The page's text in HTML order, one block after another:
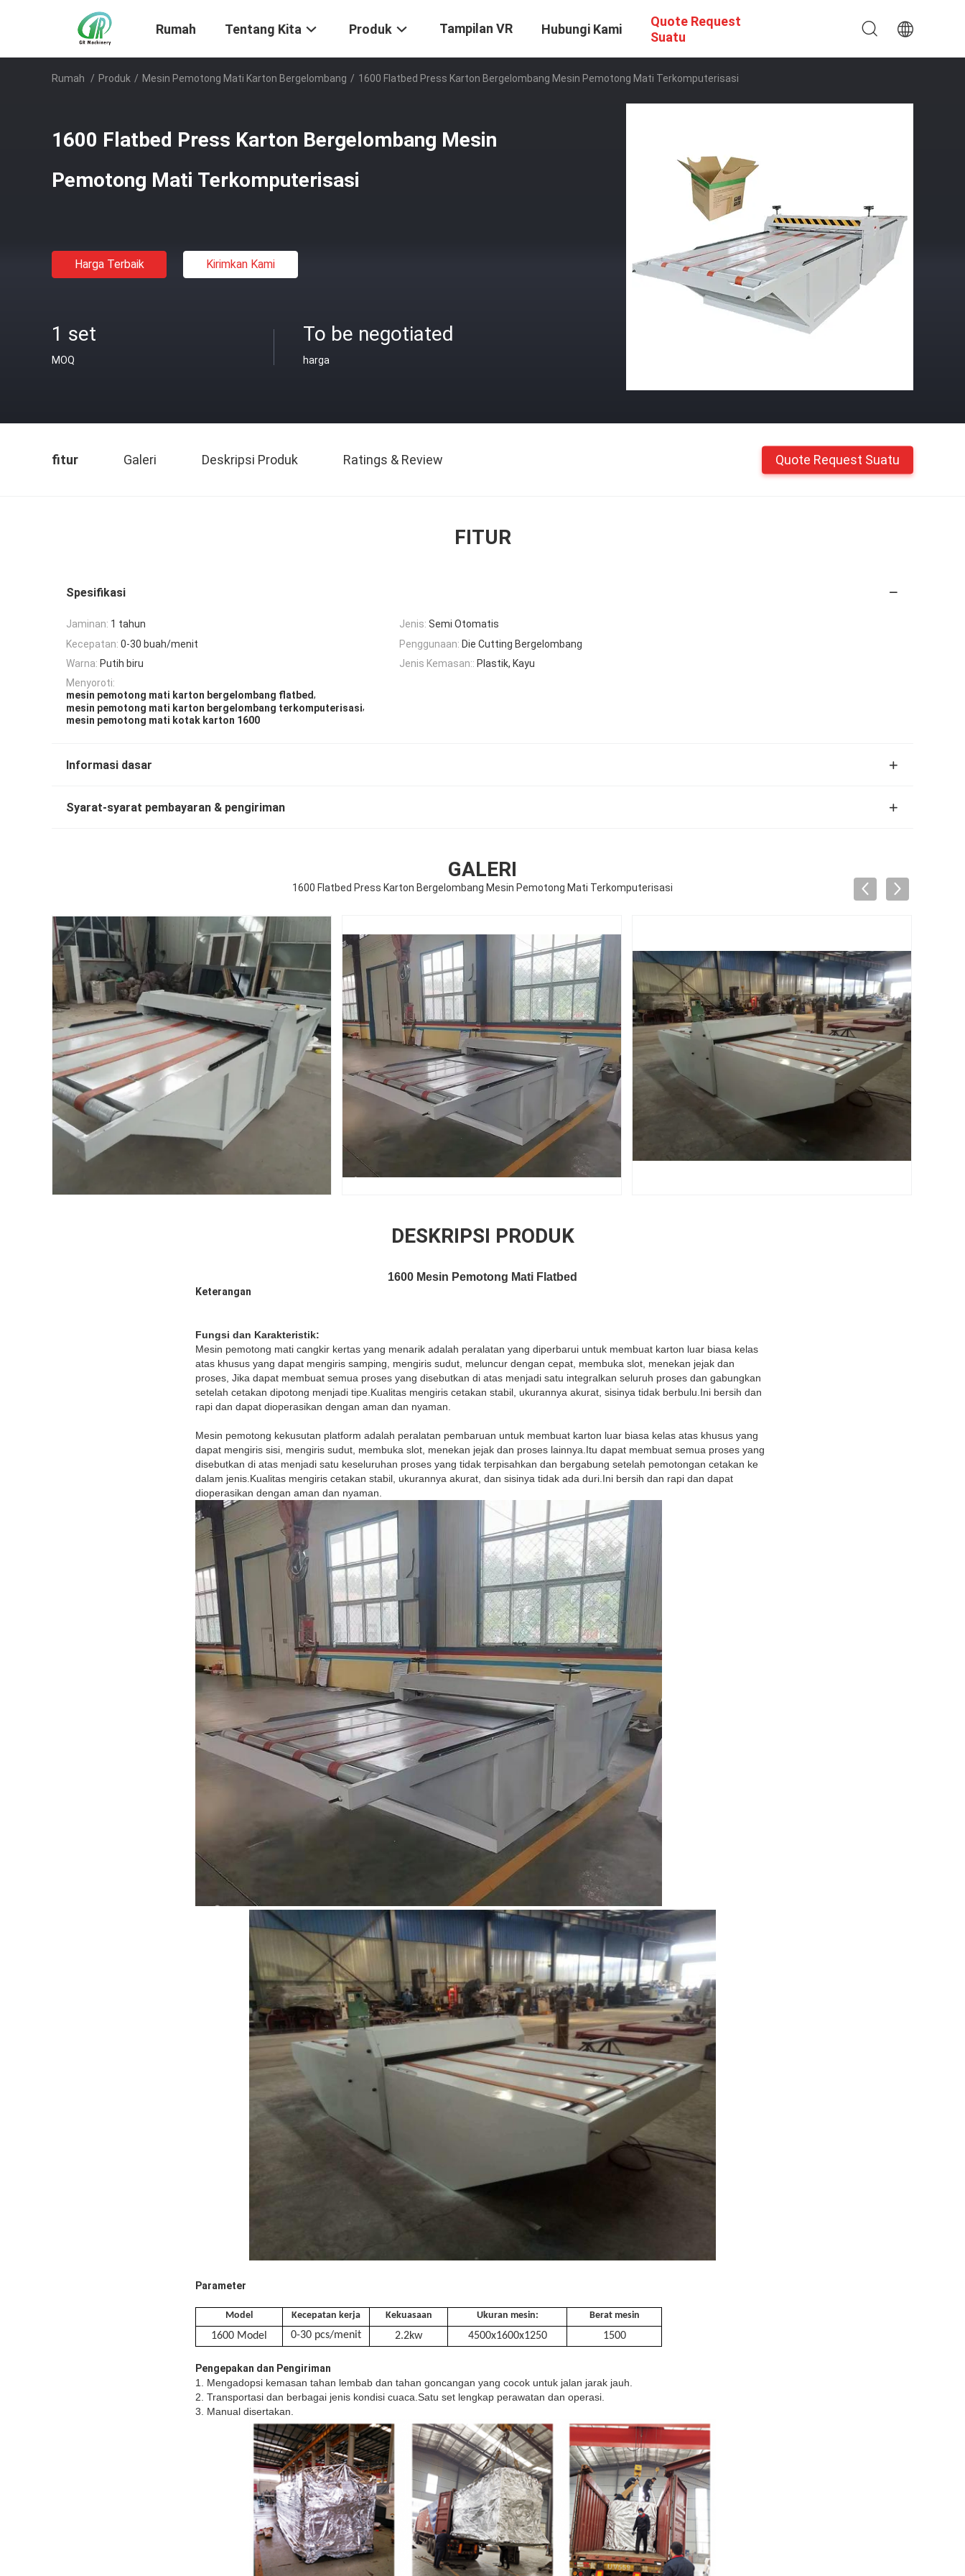
Rumah Tentang Kita Produk Tampilan VR Hubungi Kami
Quote Request
Suatu
Rumah / Produk / Mesin Pemotong Mati Karton Bergelombang / 1600 Flatbed Press Karton Bergelombang Mesin Pemotong Mati Terkomputerisasi
1600 Flatbed Press Karton Bergelombang Mesin
Pemotong Mati Terkomputerisasi
Harga Terbaik Kirimkan Kami
1 set
MOQ
To be negotiated
harga
fitur Galeri Deskripsi Produk Ratings & Review Quote Request Suatu
FITUR
Spesifikasi
Jaminan: 1 tahun Jenis: Semi Otomatis
Kecepatan: 0-30 buah/menit Penggunaan: Die Cutting Bergelombang
Warna: Putih biru Jenis Kemasan:: Plastik, Kayu
Menyoroti:
mesin pemotong mati karton bergelombang flatbed,
mesin pemotong mati karton bergelombang terkomputerisasi,
mesin pemotong mati kotak karton 1600
Informasi dasar
Syarat-syarat pembayaran & pengiriman
GALERI
1600 Flatbed Press Karton Bergelombang Mesin Pemotong Mati Terkomputerisasi
DESKRIPSI PRODUK
1600 Mesin Pemotong Mati Flatbed
Keterangan
Fungsi dan Karakteristik:
Mesin pemotong mati cangkir kertas yang menarik adalah peralatan yang diperbarui untuk membuat karton luar biasa kelas
atas khusus yang dapat mengiris samping, mengiris sudut, meluncur dengan cepat, membuka slot, menekan jejak dan
proses, Jika dapat membuat semua proses yang disebutkan di atas menjadi satu integralkan seluruh proses dan gabungkan
setelah cetakan dipotong menjadi tipe.Kualitas mengiris cetakan stabil, ukurannya akurat, sisinya tidak berbulu.Ini bersih dan
rapi dan dapat dioperasikan dengan aman dan nyaman.
Mesin pemotong kekusutan platform adalah peralatan pembaruan untuk membuat karton luar biasa kelas atas khusus yang
dapat mengiris sisi, mengiris sudut, membuka slot, menekan jejak dan proses lainnya.Itu dapat membuat semua proses yang
disebutkan di atas menjadi satu keseluruhan proses yang tidak terpisahkan dan bergabung setelah pemotongan cetakan ke
dalam jenis.Kualitas mengiris cetakan stabil, ukurannya akurat, dan sisinya tidak ada duri.Ini bersih dan rapi dan dapat
dioperasikan dengan aman dan nyaman.
Parameter
Model Kecepatan kerja Kekuasaan Ukuran mesin: Berat mesin
1600 Model 0-30 pcs/menit 2.2kw 4500x1600x1250 1500
Pengepakan dan Pengiriman
1. Mengadopsi kemasan tahan lembab dan tahan goncangan yang cocok untuk jalan jarak jauh.
2. Transportasi dan berbagai jenis kondisi cuaca.Satu set lengkap perawatan dan operasi.
3. Manual disertakan.